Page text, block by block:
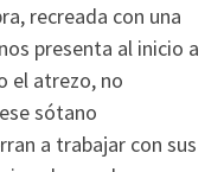
recreada con una
presenta al inicio a
el atrezo, no
sótano
a trabajar con sus